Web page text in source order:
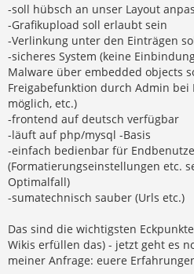
-soll hübsch an unser Layout
-Grafikupload soll erlaubt sein
-Verlinkung unter den Einträgen
-sicheres System (keine
Malware über embedded objects
Freigabefunktion durch Admin bei
möglich, etc.)
-frontend auf deutsch verfügbar
-läuft auf php/mysql -Basis
-einfach bedienbar für
(Formatierungseinstellungen etc.
Optimalfall)
-sumatechnisch sauber (Urls etc.)
Das sind die wichtigsten
Wikis erfüllen das) - jetzt geht es
meiner Anfrage: euere